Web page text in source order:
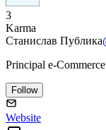
3
Karma
Станислав Публика
Principal e-
Follow
Website